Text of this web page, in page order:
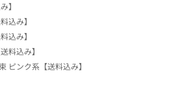
】
込み】
込み】
料込み】
ピンク系【送料込み】